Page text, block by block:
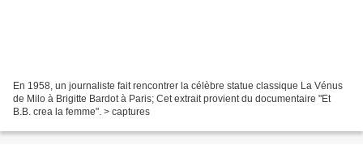
En 1958, un journaliste fait rencontrer la célèbre statue classique La Vénus
de Milo à Brigitte Bardot à Paris; Cet extrait provient du documentaire "Et
B.B. crea la femme". > captures